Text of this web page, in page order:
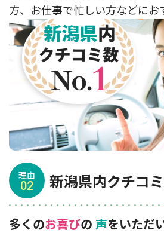
方、お仕事で忙しい方などにお
理由
02 新潟県内クチコ
多くのお喜びの 声をいただ